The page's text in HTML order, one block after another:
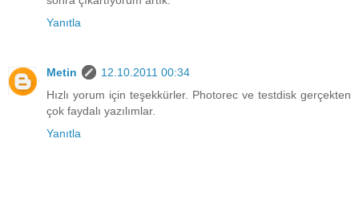
Yanıtla
Metin
12.10.2011 00:34
Hızlı yorum için teşekkürler. Photorec ve testdisk gerçekten
çok faydalı yazılımlar.
Yanıtla